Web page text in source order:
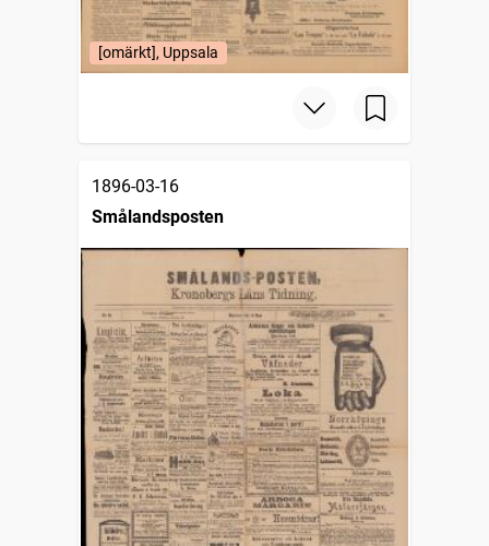
[omärkt], Uppsala
1896-03-16
Smålandsposten